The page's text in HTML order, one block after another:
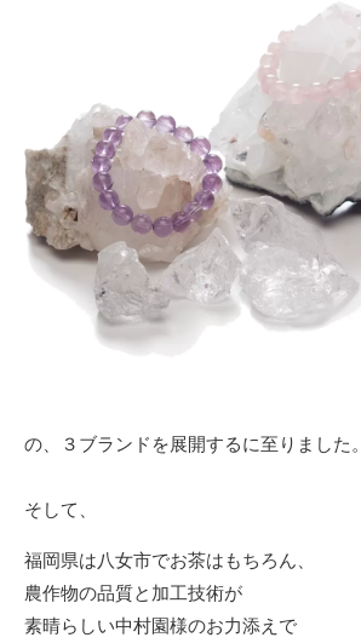
の、３ブランドを展開するに至りました。
そして、
福岡県は八女市でお茶はもちろん、
農作物の品質と加工技術が
素晴らしい中村園様のお力添えで